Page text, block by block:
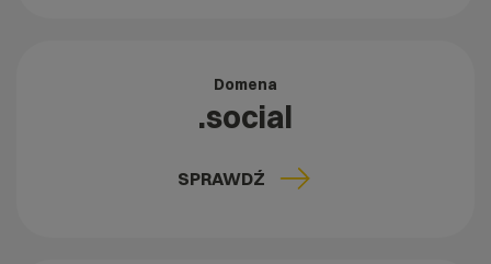
Domena
.social
SPRAWDŹ